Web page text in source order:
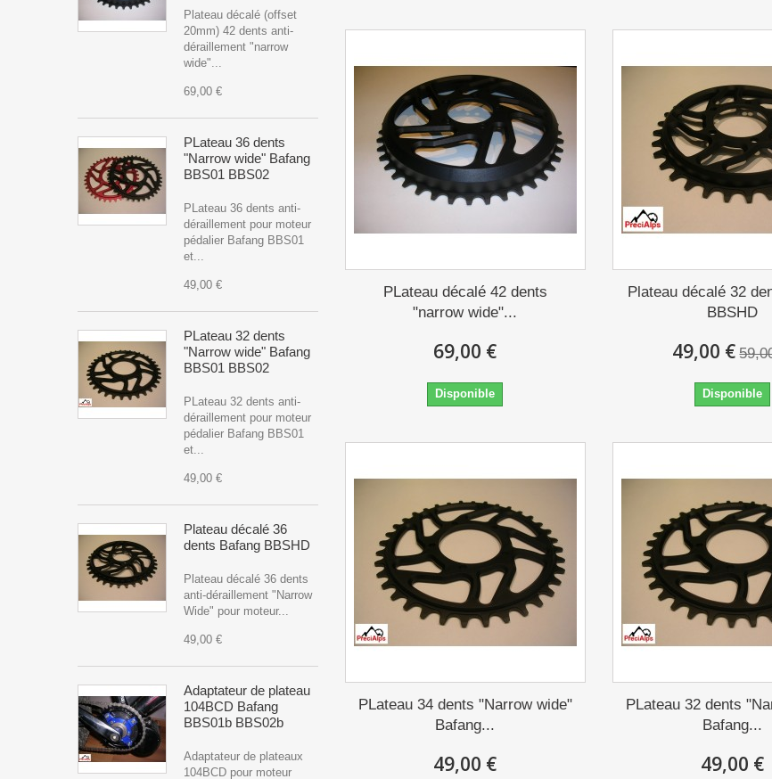
Plateau décalé (offset
20mm) 42 dents anti-
déraillement "narrow
wide"...
69,00 €
PLateau 36 dents
"Narrow wide" Bafang
BBS01 BBS02
PLateau 36 dents anti-
déraillement pour moteur
pédalier Bafang BBS01
et...
49,00 €
PLateau 32 dents
"Narrow wide" Bafang
BBS01 BBS02
PLateau 32 dents anti-
déraillement pour moteur
pédalier Bafang BBS01
et...
49,00 €
Plateau décalé 36
dents Bafang BBSHD
Plateau décalé 36 dents
anti-déraillement "Narrow
Wide" pour moteur...
49,00 €
Adaptateur de plateau
104BCD Bafang
BBS01b BBS02b
Adaptateur de plateaux
104BCD pour moteur
PLateau décalé 42 dents
"narrow wide"...
69,00 €
Disponible
Plateau décalé 32
BBSHD
49,00 €
Disponible
PLateau 34 dents "Narrow wide"
Bafang...
49,00 €
PLateau 32 dents
Bafang...
49,00 €